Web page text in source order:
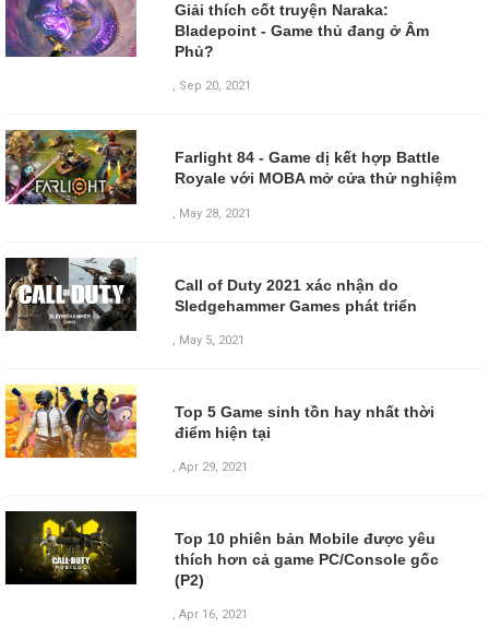
Giải thích cốt truyện Naraka:
Bladepoint - Game thủ đang ở Âm
Phủ?
, Sep 20, 2021
Farlight 84 - Game dị kết hợp Battle
Royale với MOBA mở cửa thử nghiệm
May 28, 2021
Call of Duty 2021 xác nhận do
Sledgehammer Games phát triển
, May 5, 2021
Top 5 Game sinh tồn hay nhất thời
điểm hiện tại
,Apr 29, 2021
Top 10 phiên bản Mobile được yêu
thích hơn cả game PC/Console gốc
(P2)
,Apr 16, 2021